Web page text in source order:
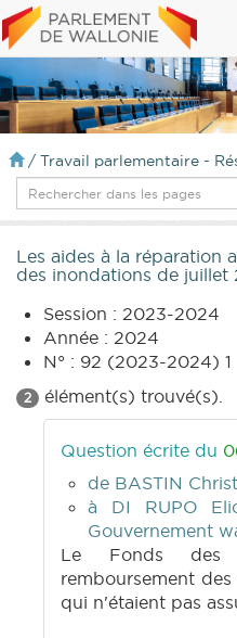
/ Travail parlementaire -
Les aides à la réparation
des inondations de juillet
Session : 2023-2024
Année : 2024
N° : 92 (2023-2024) 1
2 élément(s) trouvé(s).
Question écrite du
de BASTIN
à DI RUPO
Gouvernement
Le Fonds des
remboursement
qui n'étaient pas